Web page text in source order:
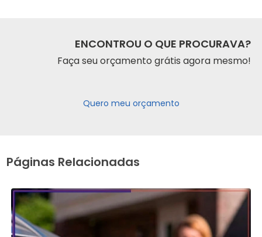
ENCONTROU O QUE PROCURAVA?
Faça seu orçamento grátis agora mesmo!
Quero meu orçamento
Páginas Relacionadas